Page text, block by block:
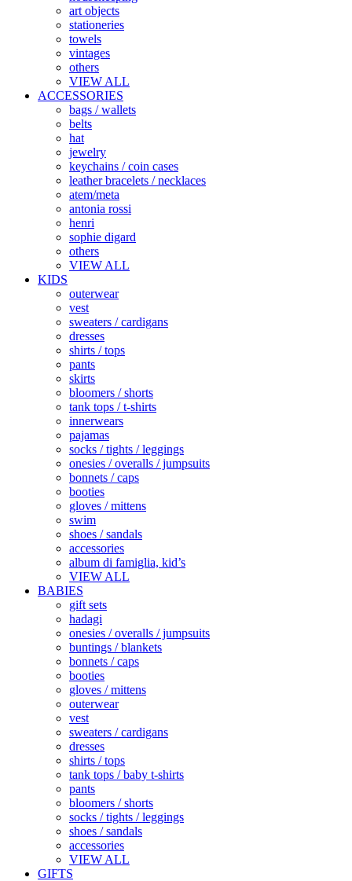
art objects
stationeries
towels
vintages
others
VIEW ALL
ACCESSORIES
bags / wallets
belts
hat
jewelry
keychains / coin cases
leather bracelets / necklaces
atem/meta
antonia rossi
henri
sophie digard
others
VIEW ALL
KIDS
outerwear
vest
sweaters / cardigans
dresses
shirts / tops
pants
skirts
bloomers / shorts
tank tops / t-shirts
innerwears
pajamas
socks / tights / leggings
onesies / overalls / jumpsuits
bonnets / caps
booties
gloves / mittens
swim
shoes / sandals
accessories
album di famiglia, kid’s
VIEW ALL
BABIES
gift sets
hadagi
onesies / overalls / jumpsuits
buntings / blankets
bonnets / caps
booties
gloves / mittens
outerwear
vest
sweaters / cardigans
dresses
shirts / tops
tank tops / baby t-shirts
pants
bloomers / shorts
socks / tights / leggings
shoes / sandals
accessories
VIEW ALL
GIFTS